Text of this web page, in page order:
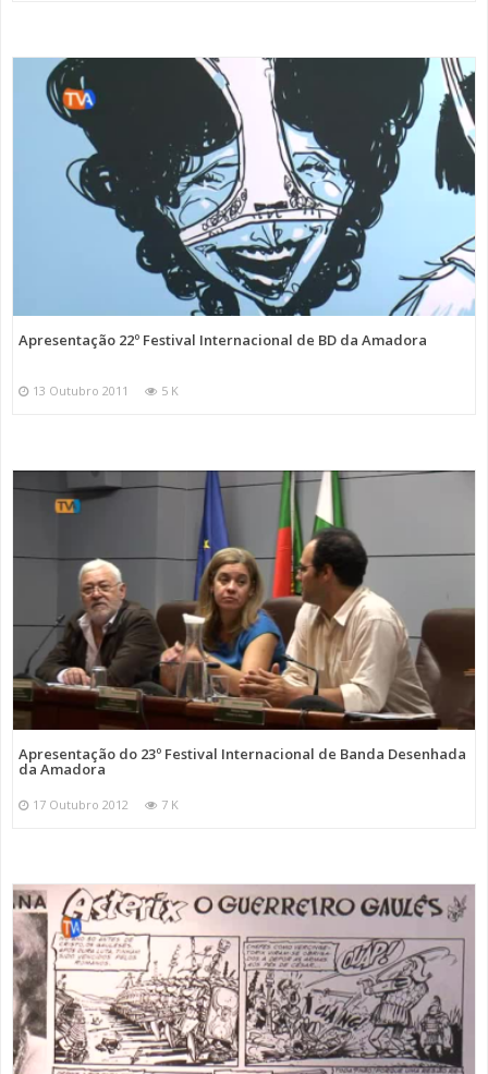
Apresentação 22º Festival Internacional de BD da Amadora
13 Outubro 2011 5 K
Apresentação do 23º Festival Internacional de Banda Desenhada
da Amadora
17 Outubro 2012 7 K